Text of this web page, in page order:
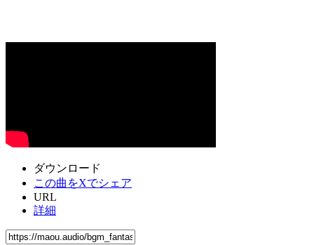
ダウンロード
この曲をXでシェア
URL
詳細